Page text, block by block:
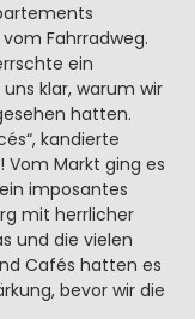
Fahrradweg.
ein
klar, warum wir
hatten.
kandierte
Vom Markt ging es
imposantes
mit herrlicher
und die vielen
Cafés hatten es
bevor wir die